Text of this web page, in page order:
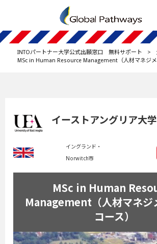
INTOパートナー大学公式出願窓口 無料サポート >
MSc in Human Resource Management（人材マネジメ
イーストアングリア大学
イングランド・
Norwitch市
MSc in Human
Management（人材マネジ
コース）